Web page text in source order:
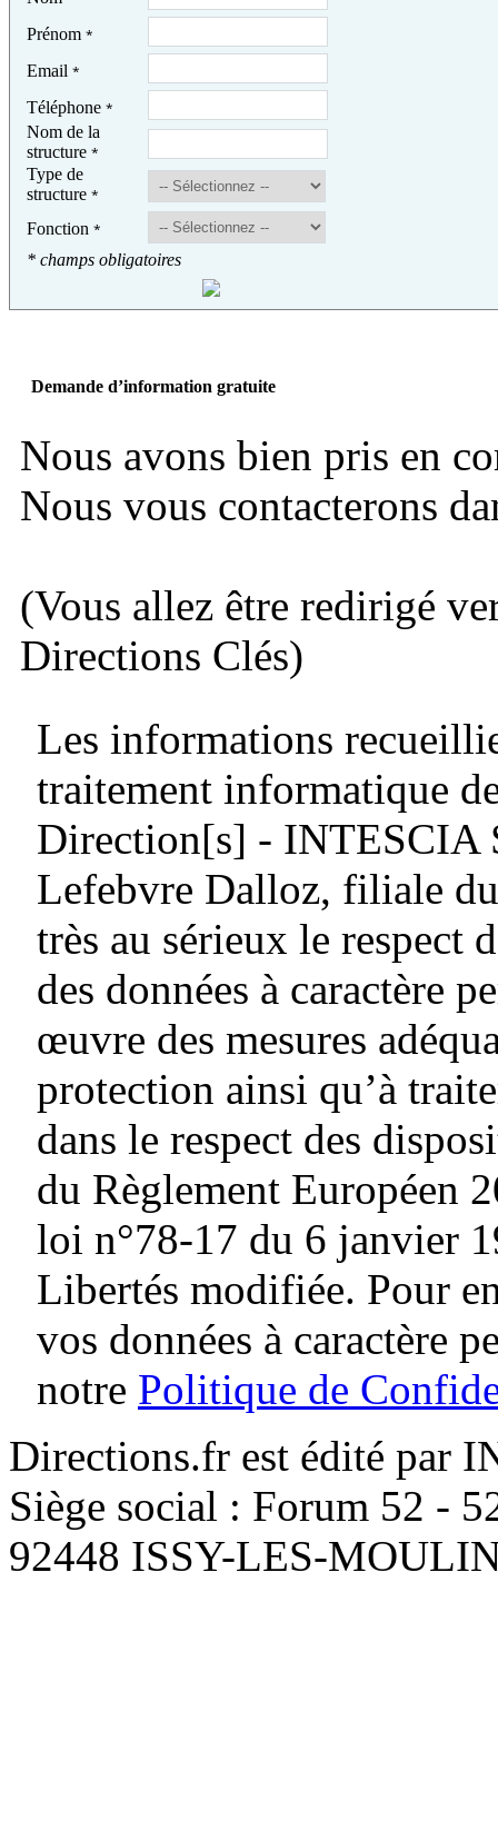
Prénom *
Email *
Téléphone *
Nom de la
structure *
Type de
structure *
Fonction *
* champs obligatoires
Demande d’information gratuite
Nous avons bien pris en
Nous vous contacterons
(Vous allez être redirigé
Directions Clés)
Les informations
traitement informatique
Direction[s] - INTESCIA
Lefebvre Dalloz, filiale
très au sérieux le respect
des données à caractère
œuvre des mesures
protection ainsi qu’à
dans le respect des
du Règlement Européen
loi n°78-17 du 6 janvier
Libertés modifiée. Pour
vos données à caractère
notre Politique de
Directions.fr est édité par
Siège social : Forum 52 -
92448 ISSY-LES-